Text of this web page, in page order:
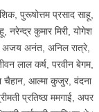
पुरूषोत्तम प्रसाद साहू,
कुमार मिरी, योगेश
अजय अनंत, अनिल रात्रे,
लाल कर्ष, परवीन बेगम,
चैहान, आल्मा कुजुर, वंदना
प्रतिष्ठा ममगाई, अपर